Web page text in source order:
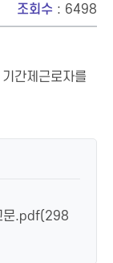
조회수 : 6498
간제근로자를
문.pdf(298